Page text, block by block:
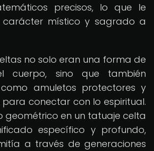
precisos, lo que le
místico y sagrado a
no solo eran una forma de
cuerpo, sino que también
amuletos protectores y
conectar con lo espiritual.
geométrico en un tatuaje celta
específico y profundo,
a través de generaciones